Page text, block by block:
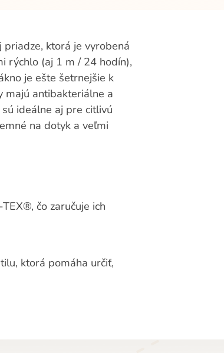
ktorá je vyrobená
rýchlo (aj 1 m / 24 hodín),
je ešte šetrnejšie k
majú antibakteriálne a
ideálne aj pre citlivú
na dotyk a veľmi
čo zaručuje ich
ktorá pomáha určiť,